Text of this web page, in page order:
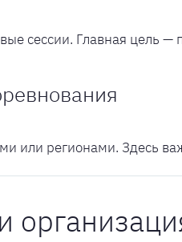
сессии. Главная цель
или регионами. Здесь